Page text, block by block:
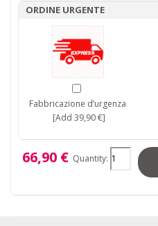
ORDINE URGENTE
Fabbricazione d’urgenza
[Add 39,90 €]
66,90 € Quantity: